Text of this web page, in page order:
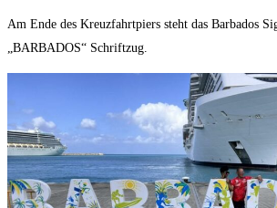
Am Ende des Kreuzfahrtpiers steht das Barbados
„BARBADOS“ Schriftzug.